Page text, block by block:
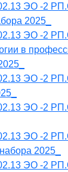
ЭО -2
2025_
ЭО -2
в
ЭО -2
ЭО -2
ЭО -2
2025_
ЭО -2